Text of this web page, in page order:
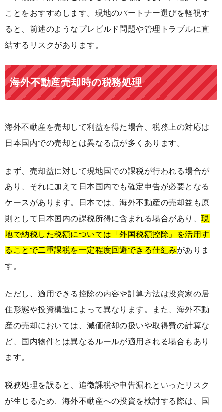
ことをおすすめします。現地のパートナー選びを軽視す
ると、前述のようなプレビルド問題や管理トラブルに直
結するリスクがあります。
海外不動産売却時の税務処理
海外不動産を売却して利益を得た場合、税務上の対応は
日本国内での売却とは異なる点が多くあります。
まず、売却益に対して現地国での課税が行われる場合が
あり、それに加えて日本国内でも確定申告が必要となる
ケースがあります。日本では、海外不動産の売却益も原
則として日本国内の課税所得に含まれる場合があり、 現
地で納税した税額については「外国税額控除」を活用す
ることで二重課税を一定程度回避できる仕組みがありま
す。
ただし、適用できる控除の内容や計算方法は投資家の居
住形態や投資構造によって異なります。また、海外不動
産の売却においては、減価償却の扱いや取得費の計算な
ど、国内物件とは異なるルールが適用される場合もあり
ます。
税務処理を誤ると、追徴課税や申告漏れといったリスク
が生じるため、海外不動産への投資を検討する際は、国